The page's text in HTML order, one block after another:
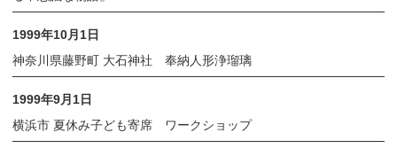
1999年10月1日
神奈川県藤野町 大石神社 奉納人形浄瑠璃
1999年9月1日
横浜市 夏休み子ども寄席 ワークショップ